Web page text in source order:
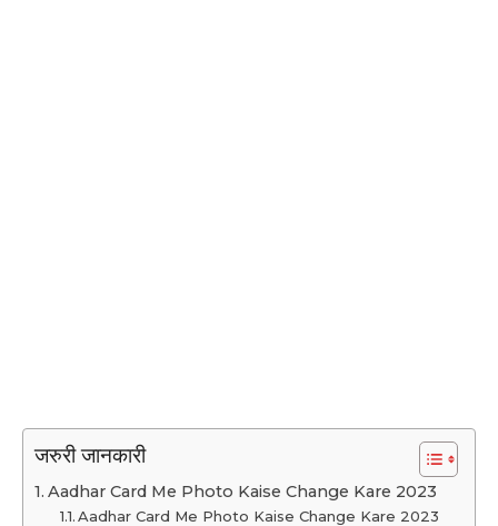
जरुरी जानकारी
Aadhar Card Me Photo Kaise Change Kare 2023
Aadhar Card Me Photo Kaise Change Kare 2023